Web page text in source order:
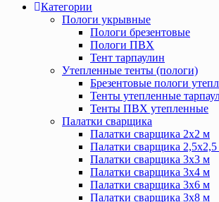
Категории
Пологи укрывные
Пологи брезентовые
Пологи ПВХ
Тент тарпаулин
Утепленные тенты (пологи)
Брезентовые пологи
Тенты утепленные
Тенты ПВХ утепленные
Палатки сварщика
Палатки сварщика 2х2 м
Палатки сварщика
Палатки сварщика 3х3 м
Палатки сварщика 3х4 м
Палатки сварщика 3х6 м
Палатки сварщика 3х8 м